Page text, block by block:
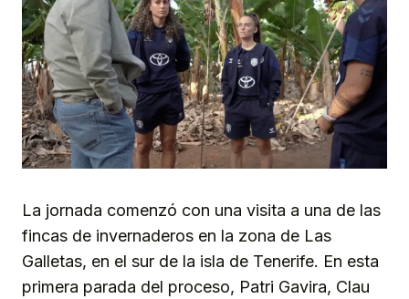
La jornada comenzó con una visita a una de las
fincas de invernaderos en la zona de Las
Galletas, en el sur de la isla de Tenerife. En esta
primera parada del proceso, Patri Gavira, Clau